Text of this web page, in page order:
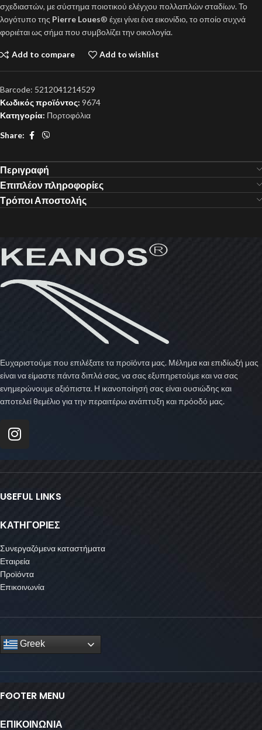
σχεδιαστών, με σύστημα ποιοτικού ελέγχου πολλαπλών σταδίων. Το
λογότυπο της Pierre Loues® έχει γίνει ένα εικονίδιο, το οποίο συχνά
φοριέται ως σήμα που συμβολίζει την οικολογία.
Add to compare Add to wishlist
Barcode: 5212041214529
Κωδικός προϊόντος: 9674
Κατηγορία: Πορτοφόλια
Share:
Περιγραφή
Επιπλέον πληροφορίες
Τρόποι Αποστολής
Ευχαριστούμε που επιλέξατε τα προϊόντα μας. Μέλημα και επιδίωξή μας
είναι να είμαστε πάντα διπλά σας, να σας εξυπηρετούμε και να σας
ενημερώνουμε αξιόπιστα. Η ικανοποίησή σας είναι ουσιώδης και
αποτελεί θεμέλιο για την περαιτέρω ανάπτυξη και πρόοδό μας.
USEFUL LINKS
ΚΑΤΗΓΟΡΙΕΣ
Συνεργαζόμενα καταστήματα
Εταιρεία
Προϊόντα
Επικοινωνία
Greek
FOOTER MENU
ΕΠΙΚΟΙΝΩΝΙΑ